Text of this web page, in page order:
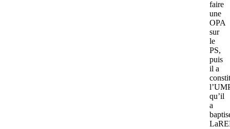
faire
une
OPA
sur
le
PS,
puis
il a
qu’il
a